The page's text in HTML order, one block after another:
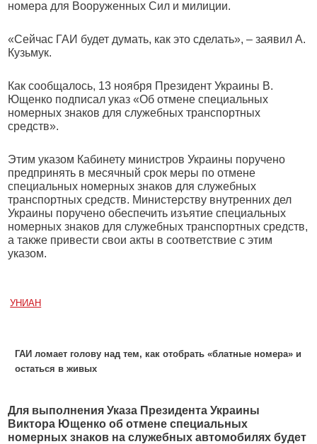
номера для Вооруженных Сил и милиции.
«Сейчас ГАИ будет думать, как это сделать», – заявил А.
Кузьмук.
Как сообщалось, 13 ноября Президент Украины В.
Ющенко подписал указ «Об отмене специальных
номерных знаков для служебных транспортных
средств».
Этим указом Кабинету министров Украины поручено
предпринять в месячный срок меры по отмене
специальных номерных знаков для служебных
транспортных средств. Министерству внутренних дел
Украины поручено обеспечить изъятие специальных
номерных знаков для служебных транспортных средств,
а также привести свои акты в соответствие с этим
указом.
УНИАН
ГАИ ломает голову над тем, как отобрать «блатные номера» и
остаться в живых
Для выполнения Указа Президента Украины
Виктора Ющенко об отмене специальных
номерных знаков на служебных автомобилях будет